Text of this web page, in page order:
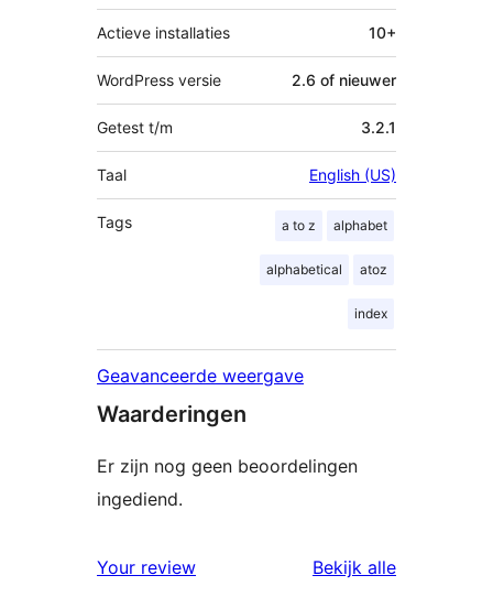
Actieve installaties 10+
WordPress versie 2.6 of nieuwer
Getest t/m 3.2.1
Taal English (US)
Tags a to z alphabet
alphabetical atoz
index
Geavanceerde weergave
Waarderingen
Er zijn nog geen beoordelingen
ingediend.
Your review Bekijk alle